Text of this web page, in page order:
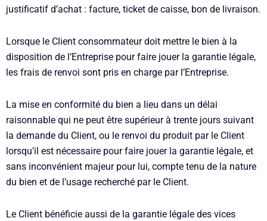
justificatif d’achat : facture, ticket de caisse, bon de livraison.
Lorsque le Client consommateur doit mettre le bien à la
disposition de l’Entreprise pour faire jouer la garantie légale,
les frais de renvoi sont pris en charge par l’Entreprise.
La mise en conformité du bien a lieu dans un délai
raisonnable qui ne peut être supérieur à trente jours suivant
la demande du Client, ou le renvoi du produit par le Client
lorsqu’il est nécessaire pour faire jouer la garantie légale, et
sans inconvénient majeur pour lui, compte tenu de la nature
du bien et de l’usage recherché par le Client.
Le Client bénéficie aussi de la garantie légale des vices